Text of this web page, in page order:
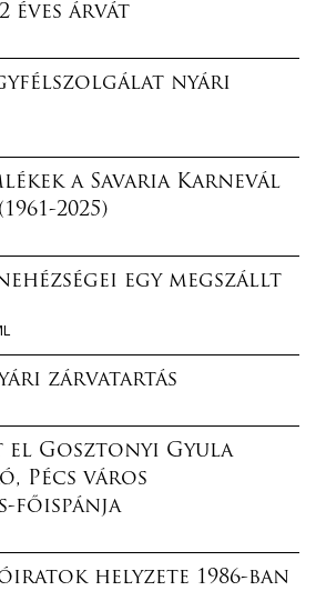
éves árvát
nyári
a Savaria Karnevál
2025)
egy megszállt
zárvatartás
el Gosztonyi Gyula
Pécs város
főispánja
helyzete 1986-ban